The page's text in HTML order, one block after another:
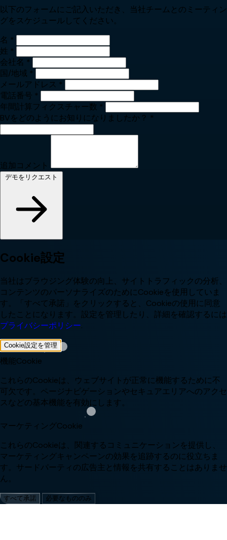
以下のフォームにご記入いただき、当社チームとのミーティン
グをスケジュールしてください。
名 *
姓 *
会社名 *
国/地域 *
メールアドレス *
電話番号 *
年間計算フィクスチャー数 *
BVをどのようにお知りになりましたか？ *
追加コメント
デモをリクエスト
Cookie設定
当社はブラウジング体験の向上、サイトトラフィックの分析、
コンテンツのパーソナライズのためにCookieを使用していま
す。「すべて承諾」をクリックすると、Cookieの使用に同意
したことになります。設定を管理したり、詳細を確認するには
プライバシーポリシー.
Cookie設定を管理
機能Cookie
これらのCookieは、ウェブサイトが正常に機能するために不
可欠です。ページナビゲーションやセキュアエリアへのアクセ
スなどの基本機能を有効にします。
マーケティングCookie
これらのCookieは、関連するコミュニケーションを提供し、
マーケティングキャンペーンの効果を追跡するのに役立ちま
す。サードパーティの広告主と情報を共有することはありませ
ん。
すべて承諾 必要なもののみ